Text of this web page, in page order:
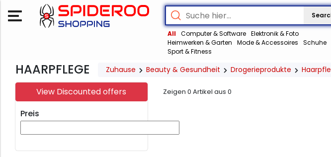
All Computer & Software Elektronik & Foto
Heimwerken & Garten
Mode & Accessoires
Schuhe
Sport & Fitness
HAARPFLEGE Zuhause Beauty & Gesundheit Drogerieprodukte
View Discounted offers
Preis
Zeigen 0 Artikel aus 0